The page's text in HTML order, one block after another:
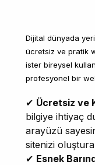
Dijital dünyada
ücretsiz ve pratik
ister bireysel
profesyonel bir
✔ Ücretsiz ve
bilgiye ihtiyaç
arayüzü
sitenizi
✔ Esnek